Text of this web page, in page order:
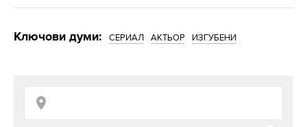
Ключови думи: СЕРИАЛ АКТЬОР ИЗГУБЕНИ